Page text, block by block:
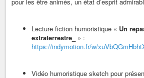
pour les être animés, un état d’esprit
Lecture fiction humoristique « Un
extraterrestre_
» :
https://indymotion.fr/w/
Vidéo humoristique sketch pour